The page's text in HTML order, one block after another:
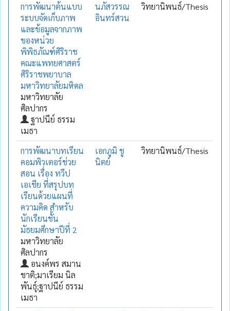
การพัฒนาต้นแบบ
ระบบจัดเก็บภาพ
และข้อมูลจากภาพ
ของหน่วย
พิพิธภัณฑ์ศิริราช
คณะแพทยศาสตร์
ศิริราชพยาบาล
มหาวิทยาลัยมหิดล
มหาวิทยาลัย
ศิลปากร
ฐาปนีย์ ธรรม
เมธา
นภัสวรรณ
อินทร์สวน
วิทยานิพนธ์/Thesis
การพัฒนาบทเรียน
คอมพิวเตอร์ช่วย
สอน เรื่อง ทวีป
เอเชีย ที่สรุปบท
เรียนด้วยแผนที่
ความคิด สำหรับ
นักเรียนชั้น
มัธยมศึกษาปีที่ 2
มหาวิทยาลัย
ศิลปากร
อนงค์พร สมาน
ชาติ;มาเรียม นิล
พันธุ์;ฐาปนีย์ ธรรม
เมธา
เอกภูมิ ชู
นิตย์
วิทยานิพนธ์/Thesis